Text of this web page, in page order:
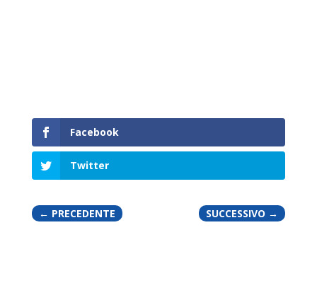
Facebook
Twitter
← PRECEDENTE SUCCESSIVO →